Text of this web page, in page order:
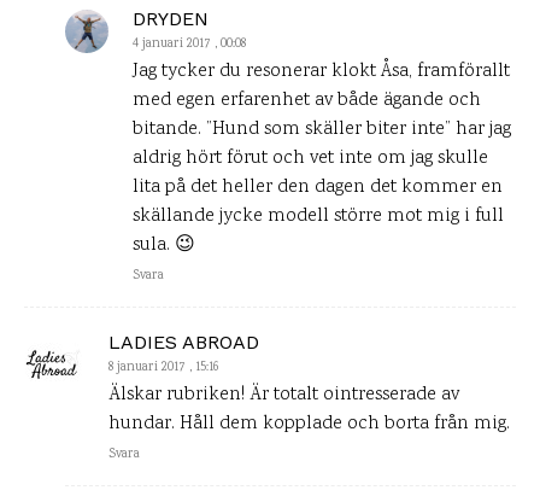
DRYDEN
4 januari 2017 , 00:08
Jag tycker du resonerar klokt Åsa, framförallt
med egen erfarenhet av både ägande och
bitande. ”Hund som skäller biter inte” har jag
aldrig hört förut och vet inte om jag skulle
lita på det heller den dagen det kommer en
skällande jycke modell större mot mig i full
sula. 😉
Svara
LADIES ABROAD
8 januari 2017 , 15:16
Älskar rubriken! Är totalt ointresserade av
hundar. Håll dem kopplade och borta från mig.
Svara